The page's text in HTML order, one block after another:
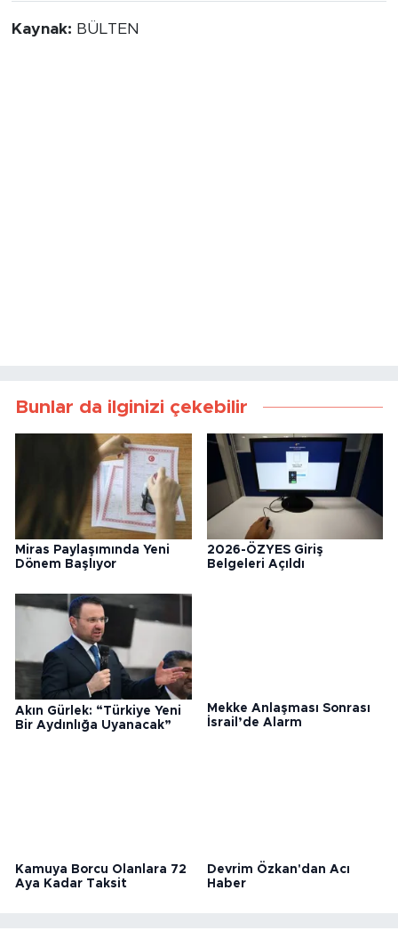
Kaynak: BÜLTEN
Bunlar da ilginizi çekebilir
Miras Paylaşımında Yeni
Dönem Başlıyor
2026-ÖZYES Giriş
Belgeleri Açıldı
Akın Gürlek: “Türkiye Yeni
Bir Aydınlığa Uyanacak”
Mekke Anlaşması Sonrası
İsrail’de Alarm
Kamuya Borcu Olanlara 72
Aya Kadar Taksit
Devrim Özkan'dan Acı
Haber